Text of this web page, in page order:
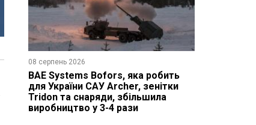
08 серпень 2026
BAE Systems Bofors, яка робить
для України САУ Archer, зенітки
Tridon та снаряди, збільшила
виробництво у 3-4 рази